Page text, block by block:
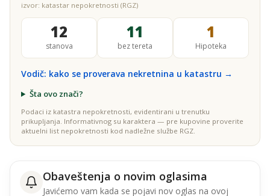
izvor: katastar nepokretnosti (RGZ)
12
stanova
11
bez tereta
1
Hipoteka
Vodič: kako se proverava nekretnina u katastru →
Šta ovo znači?
Podaci iz katastra nepokretnosti, evidentirani u trenutku
prikupljanja. Informativnog su karaktera — pre kupovine proverite
aktuelni list nepokretnosti kod nadležne službe RGZ.
Obaveštenja o novim oglasima
Javićemo vam kada se pojavi nov oglas na ovoj